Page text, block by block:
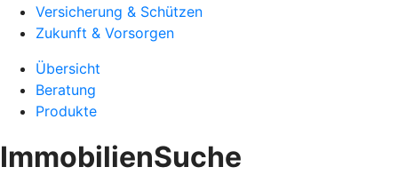
Versicherung & Schützen
Zukunft & Vorsorgen
Übersicht
Beratung
Produkte
ImmobilienSuche